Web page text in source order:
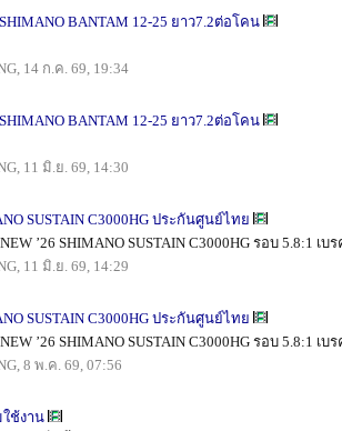
BANTAM 12-25 ยาว7.2ต่อโคน
14 ก.ค. 69, 19:34
BANTAM 12-25 ยาว7.2ต่อโคน
11 มิ.ย. 69, 14:30
SUSTAIN C3000HG ประกันศูนย์ไทย
’26 SHIMANO SUSTAIN C3000HG รอบ 5.8:1 เบ
11 มิ.ย. 69, 14:29
SUSTAIN C3000HG ประกันศูนย์ไทย
’26 SHIMANO SUSTAIN C3000HG รอบ 5.8:1 เบ
8 พ.ค. 69, 07:56
ช้งาน